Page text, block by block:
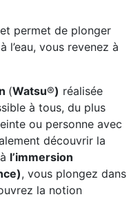
et permet de plonger
l’eau, vous revenez à
(Watsu®) réalisée
à tous, du plus
ou personne avec
découvrir la
l’immersion
, vous plongez dans
la notion